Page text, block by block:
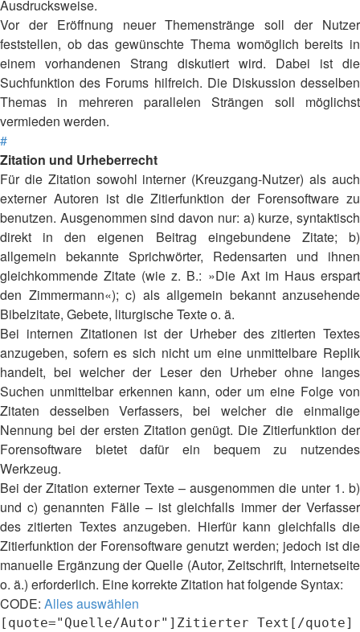
Ausdrucksweise.
Vor der Eröffnung neuer Themenstränge soll der Nutzer
feststellen, ob das gewünschte Thema womöglich bereits in
einem vorhandenen Strang diskutiert wird. Dabei ist die
Suchfunktion des Forums hilfreich. Die Diskussion desselben
Themas in mehreren parallelen Strängen soll möglichst
vermieden werden.
#
Zitation und Urheberrecht
Für die Zitation sowohl interner (Kreuzgang-Nutzer) als auch
externer Autoren ist die Zitierfunktion der Forensoftware zu
benutzen. Ausgenommen sind davon nur: a) kurze, syntaktisch
direkt in den eigenen Beitrag eingebundene Zitate; b)
allgemein bekannte Sprichwörter, Redensarten und ihnen
gleichkommende Zitate (wie z. B.: »Die Axt im Haus erspart
den Zimmermann«); c) als allgemein bekannt anzusehende
Bibelzitate, Gebete, liturgische Texte o. ä.
Bei internen Zitationen ist der Urheber des zitierten Textes
anzugeben, sofern es sich nicht um eine unmittelbare Replik
handelt, bei welcher der Leser den Urheber ohne langes
Suchen unmittelbar erkennen kann, oder um eine Folge von
Zitaten desselben Verfassers, bei welcher die einmalige
Nennung bei der ersten Zitation genügt. Die Zitierfunktion der
Forensoftware bietet dafür ein bequem zu nutzendes
Werkzeug.
Bei der Zitation externer Texte – ausgenommen die unter 1. b)
und c) genannten Fälle – ist gleichfalls immer der Verfasser
des zitierten Textes anzugeben. Hierfür kann gleichfalls die
Zitierfunktion der Forensoftware genutzt werden; jedoch ist die
manuelle Ergänzung der Quelle (Autor, Zeitschrift, Internetseite
o. ä.) erforderlich. Eine korrekte Zitation hat folgende Syntax:
CODE: Alles auswählen
[quote="Quelle/Autor"]Zitierter Text[/quote]